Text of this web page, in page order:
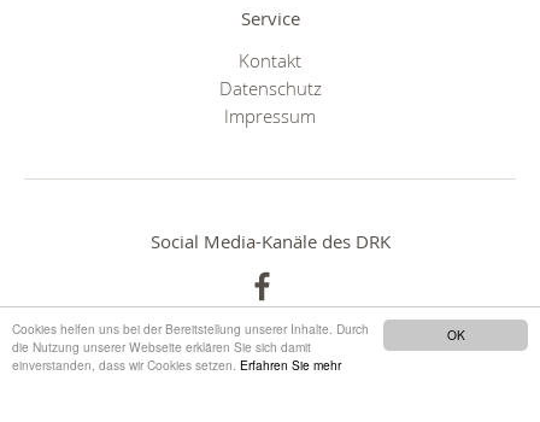
OK
Cookies helfen uns bei der Bereitstellung unserer Inhalte. Durch
die Nutzung unserer Webseite erklären Sie sich damit
einverstanden, dass wir Cookies setzen. Erfahren Sie mehr
Service
Kontakt
Datenschutz
Impressum
Social Media-Kanäle des DRK